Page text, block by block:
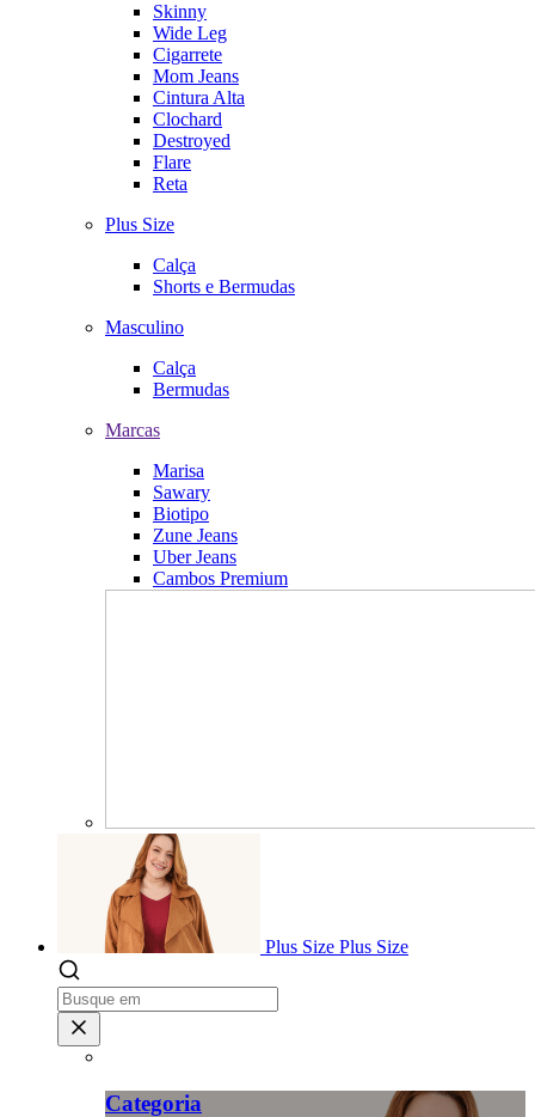
Skinny
Wide Leg
Cigarrete
Mom Jeans
Cintura Alta
Clochard
Destroyed
Flare
Reta
Plus Size
Calça
Shorts e Bermudas
Masculino
Calça
Bermudas
Marcas
Marisa
Sawary
Biotipo
Zune Jeans
Uber Jeans
Cambos Premium
Plus Size Plus Size
Categoria